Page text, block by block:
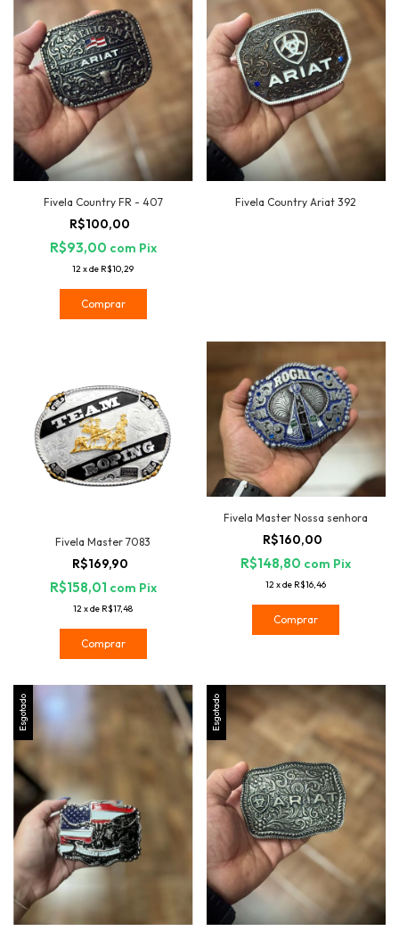
Fivela Country FR - 407
R$100,00
R$93,00 com Pix
12xde R$10,29
Comprar
Fivela Country Ariat 392
Fivela Master 7083
R$169,90
R$158,01 com Pix
12xde R$17,48
Fivela Master Nossa senhora
R$160,00
R$148,80 com Pix
12 xde R$16,46
Esgotado Esgotado